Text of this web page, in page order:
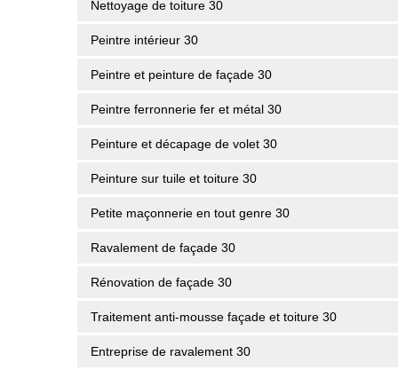
Nettoyage de toiture 30
Peintre intérieur 30
Peintre et peinture de façade 30
Peintre ferronnerie fer et métal 30
Peinture et décapage de volet 30
Peinture sur tuile et toiture 30
Petite maçonnerie en tout genre 30
Ravalement de façade 30
Rénovation de façade 30
Traitement anti-mousse façade et toiture 30
Entreprise de ravalement 30